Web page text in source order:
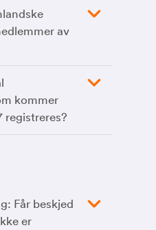
av
kommer
registreres?
Får beskjed
er